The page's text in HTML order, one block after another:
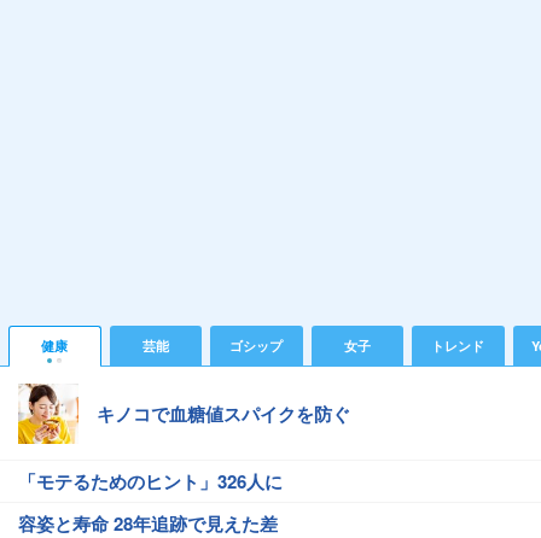
健康 芸能 ゴシップ 女子 トレンド
キノコで血糖値スパイクを防ぐ
「モテるためのヒント」326人に
容姿と寿命 28年追跡で見えた差